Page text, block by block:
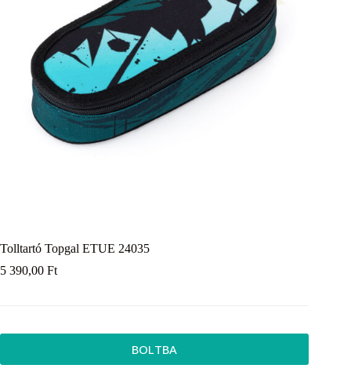
Tolltartó Topgal ETUE 24035
5 390,00 Ft
BOLTBA